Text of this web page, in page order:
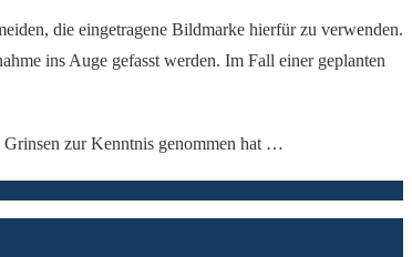
die eingetragene Bildmarke hierfür zu verwenden.
ins Auge gefasst werden. Im Fall einer geplanten
Grinsen zur Kenntnis genommen hat …